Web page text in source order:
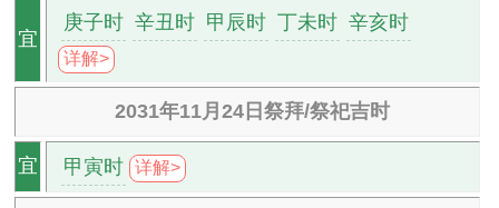
宜
庚子时 辛丑时 甲辰时 丁未时 辛亥时
详解>
2031年11月24日祭拜/祭祀吉时
宜 甲寅时 详解>